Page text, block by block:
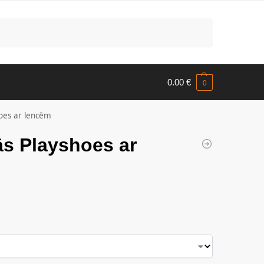
0.00 € 0
ar lencēm
Playshoes ar